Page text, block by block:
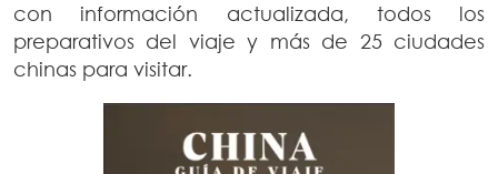
con información actualizada, todos los
preparativos del viaje y más de 25 ciudades
chinas para visitar.